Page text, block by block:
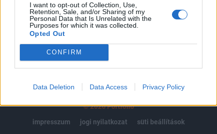
I want to opt-out of Collection, Use,
Retention, Sale, and/or Sharing of my
Personal Data that Is Unrelated with the
Purposes for which it was collected.
Opted Out
CONFIRM
Data Deletion Data Access Privacy Policy
MÁR ELŐFIZETŐNK VAGY? BEJELENTKEZÉS
© 2026 Portfolio
impresszum
jogi nyilatkozat
süti beállítások